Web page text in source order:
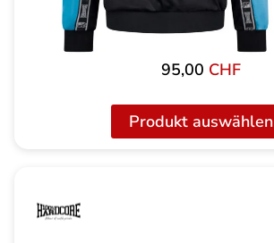
95,00 CHF
Produkt auswählen